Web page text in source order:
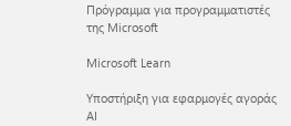
Πρόγραμμα για προγραμματιστές
της Microsoft
Microsoft Learn
Υποστήριξη για εφαρμογές αγοράς
AI